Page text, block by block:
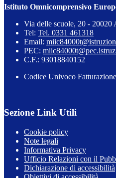
Istituto Omnicomprensivo
Via delle scuole, 20 - 20020
Tel: Tel. 0331 461318
Email:
PEC:
C.F.: 93018840152
Codice Univoco
Sezione Link Utili
Cookie policy
Note legali
Informativa Privacy
Ufficio Relazioni con il
Dichiarazione di accessibilità